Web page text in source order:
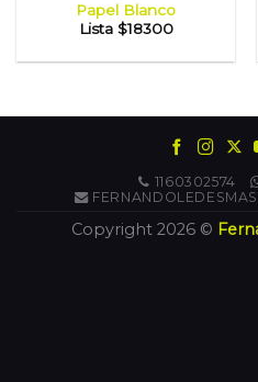
Papel Blanco
Lista$18300
1160302574
Copyright 2026 ©